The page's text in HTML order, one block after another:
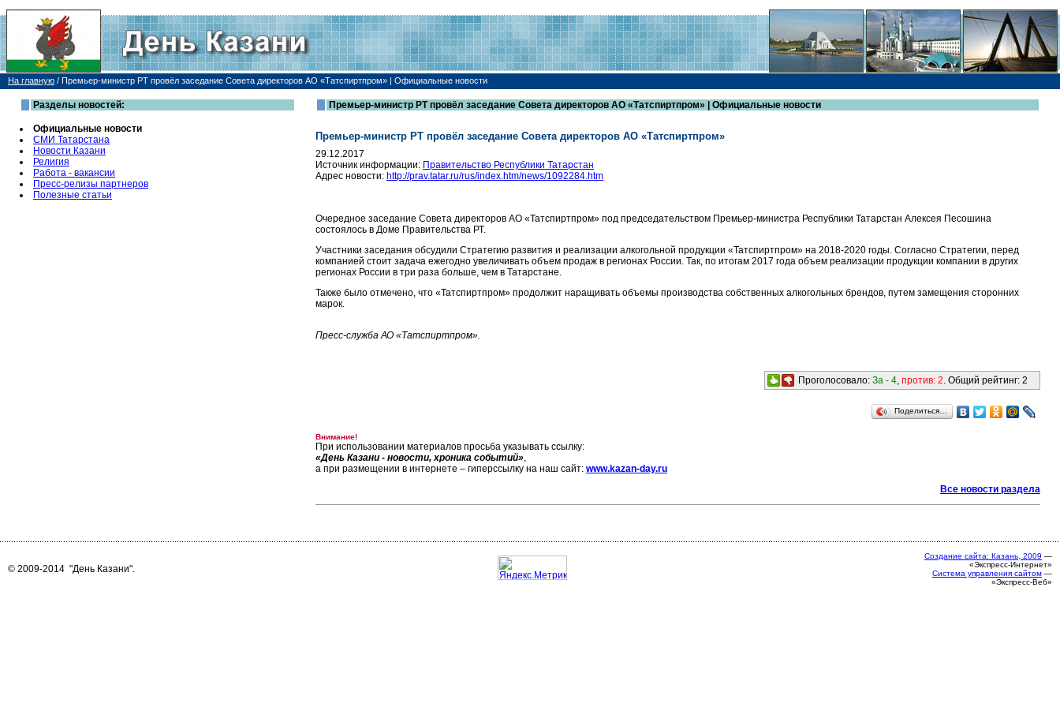
На главную / Премьер-министр РТ провёл заседание Совета директоров АО «Татспиртпром» | Официальные новости
Разделы новостей:
Официальные новости
СМИ Татарстана
Новости Казани
Религия
Работа - вакансии
Пресс-релизы партнеров
Полезные статьи
Премьер-министр РТ провёл заседание Совета директоров АО «Татспиртпром» | Официальные новости
Премьер-министр РТ провёл заседание Совета директоров АО «Татспиртпром»
29.12.2017
Источник информации: Правительство Республики Татарстан
Адрес новости: http://prav.tatar.ru/rus/index.htm/news/1092284.htm
Очередное заседание Совета директоров АО «Татспиртпром» под председательством Премьер-министра Республики Татарстан Алексея Песошина
состоялось в Доме Правительства РТ.
Участники заседания обсудили Стратегию развития и реализации алкогольной продукции «Татспиртпром» на 2018-2020 годы. Согласно Стратегии, перед
компанией стоит задача ежегодно увеличивать объем продаж в регионах России. Так, по итогам 2017 года объем реализации продукции компании в других
регионах России в три раза больше, чем в Татарстане.
Также было отмечено, что «Татспиртпром» продолжит наращивать объемы производства собственных алкогольных брендов, путем замещения сторонних
марок.
Пресс-служба АО «Татспиртпром».
Проголосовало: За - 4, против: 2. Общий рейтинг: 2
Поделиться…
Внимание!
При использовании материалов просьба указывать ссылку:
«День Казани - новости, хроника событий»,
а при размещении в интернете – гиперссылку на наш сайт: www.kazan-day.ru
Все новости раздела
© 2009-2014 "День Казани".
Создание сайта: Казань, 2009 —
«Экспресс-Интернет»
Система управления сайтом —
«Экспресс-Веб»